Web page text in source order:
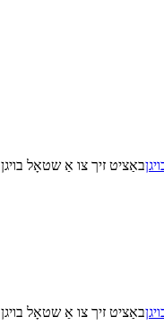
באַציט זיך צו אַ שטאָל
באַציט זיך צו אַ שטאָל